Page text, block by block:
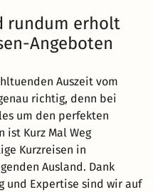
Frühstück
rundum erholt
Angeboten
Auszeit vom
richtig, denn bei
um den perfekten
ist Kurz Mal Weg
Kurzreisen in
Ausland. Dank
und Expertise sind wir auf